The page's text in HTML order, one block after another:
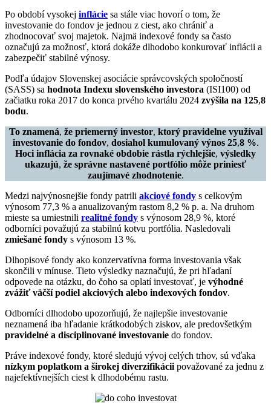
Po období vysokej inflácie sa stále viac hovorí o tom, že
investovanie do fondov je jednou z ciest, ako chrániť a
zhodnocovať svoj majetok. Najmä indexové fondy sa často
označujú za možnosť, ktorá dokáže dlhodobo konkurovať inflácii a
zabezpečiť stabilné výnosy.
Podľa údajov Slovenskej asociácie správcovských spoločností
(SASS) sa hodnota Indexu slovenského investora (ISI100) od
začiatku roka 2017 do konca prvého kvartálu 2024 zvýšila na 125,8
bodu.
To znamená, že priemerný investor, ktorý pravidelne využíval
investovanie do fondov, dosiahol kumulovaný výnos 25,8 %.
Hoci inflácia za rovnaké obdobie rástla rýchlejšie, výsledky
ukazujú, že správne nastavené portfólio môže priniesť
zaujímavé zhodnotenie.
Medzi najvýnosnejšie fondy patrili akciové fondy s celkovým
výnosom 77,3 % a anualizovaným rastom 8,2 % p. a. Na druhom
mieste sa umiestnili realitné fondy s výnosom 28,9 %, ktoré
odborníci považujú za stabilnú kotvu portfólia. Nasledovali
zmiešané fondy s výnosom 13 %.
Dlhopisové fondy ako konzervatívna forma investovania však
skončili v mínuse. Tieto výsledky naznačujú, že pri hľadaní
odpovede na otázku, do čoho sa oplatí investovať, je výhodné
zvážiť väčší podiel akciových alebo indexových fondov.
Odborníci dlhodobo upozorňujú, že najlepšie investovanie
neznamená iba hľadanie krátkodobých ziskov, ale predovšetkým
pravidelné a disciplinované investovanie do fondov.
Práve indexové fondy, ktoré sledujú vývoj celých trhov, sú vďaka
nízkym poplatkom a širokej diverzifikácii považované za jednu z
najefektívnejších ciest k dlhodobému rastu.